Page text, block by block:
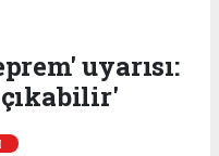
uyarısı: